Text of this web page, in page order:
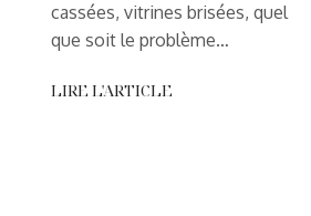
cassées, vitrines brisées, quel
que soit le problème…
LIRE L'ARTICLE